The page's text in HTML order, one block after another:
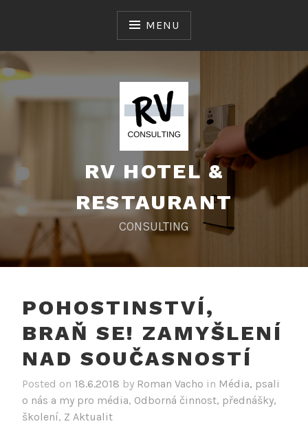
MENU
RV HOTEL &
RESTAURANT
CONSULTING
POHOSTINSTVÍ,
BRAŇ SE! ZAMYŠLENÍ
NAD SOUČASNOSTÍ
Posted on 18.6.2018 by Roman Vacho in Média, psali
o nás a my pro média, Odborná činnost, přednášky,
školení, Z Aktualit